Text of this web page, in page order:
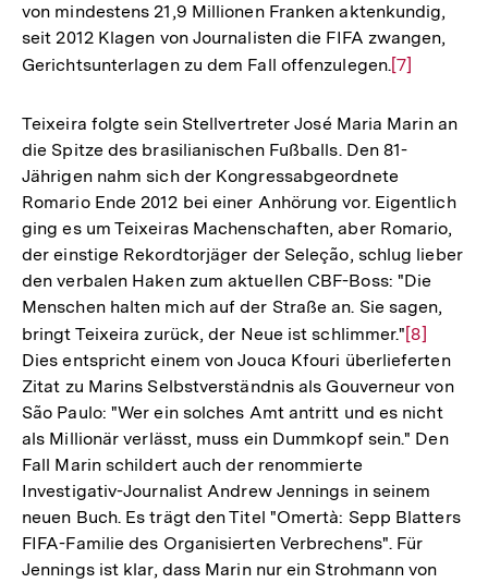
von mindestens 21,9 Millionen Franken aktenkundig,
seit 2012 Klagen von Journalisten die FIFA zwangen,
Gerichtsunterlagen zu dem Fall offenzulegen.Zur
der
Fußnote
[7]
Teixeira folgte sein Stellvertreter José Maria Marin an
die Spitze des brasilianischen Fußballs. Den 81-
Jährigen nahm sich der Kongressabgeordnete
Romario Ende 2012 bei einer Anhörung vor. Eigentlich
ging es um Teixeiras Machenschaften, aber Romario,
der einstige Rekordtorjäger der Seleção, schlug lieber
den verbalen Haken zum aktuellen CBF-Boss: "Die
Menschen halten mich auf der Straße an. Sie sagen,
bringt Teixeira zurück, der Neue ist schlimmer." Zur
der
Fußnote
[8]
Dies entspricht einem von Jouca Kfouri überlieferten
Zitat zu Marins Selbstverständnis als Gouverneur von
São Paulo: "Wer ein solches Amt antritt und es nicht
als Millionär verlässt, muss ein Dummkopf sein." Den
Fall Marin schildert auch der renommierte
Investigativ-Journalist Andrew Jennings in seinem
neuen Buch. Es trägt den Titel "Omertà: Sepp Blatters
FIFA-Familie des Organisierten Verbrechens". Für
Jennings ist klar, dass Marin nur ein Strohmann von